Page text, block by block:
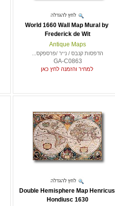
World 1660 Wall Map Mural by
Frederick de Wit
Antique Maps
הדפסות קנבס / נייר /פרספקס...
GA-C0863
למחיר והזמנה לחץ כאן
Double Hemisphere Map Henricus
Hondiusc 1630